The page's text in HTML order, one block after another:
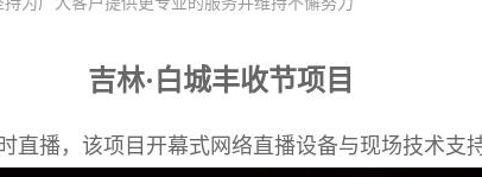
吉林·白城丰收节项目
直播，该项目开幕式网络直播设备与现场技术支